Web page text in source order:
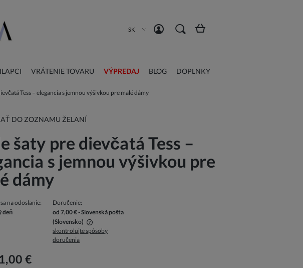
SK
VRÁTENIE TOVARU VÝPREDAJ BLOG DOPLNKY
Tess – elegancia s jemnou výšivkou pre malé dámy
DO ZOZNAMU ŽELANÍ
šaty pre dievčatá Tess –
s jemnou výšivkou pre
dámy
na odoslanie:
deň
Doručenie:
od 7,00 €- Slovenská pošta
(Slovensko)
prípadné náklady na
skontrolujte spôsoby
doručenia
€